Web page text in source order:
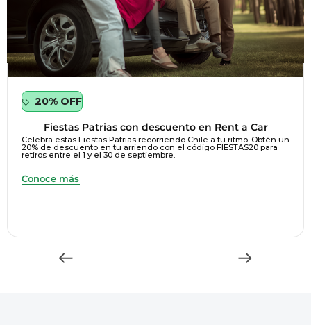
20% OFF
Fiestas Patrias con descuento en Rent a Car
Celebra estas Fiestas Patrias recorriendo Chile a tu ritmo. Obtén un
20% de descuento en tu arriendo con el código FIESTAS20 para
retiros entre el 1 y el 30 de septiembre.
Conoce más